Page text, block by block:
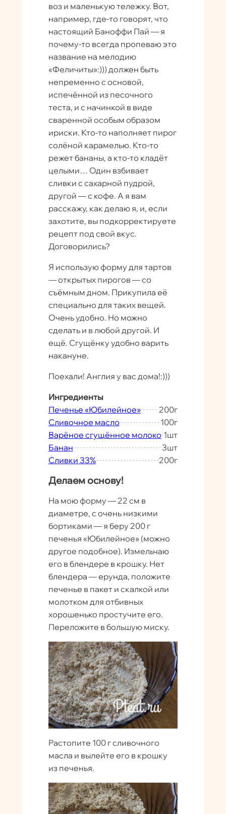
воз и маленькую тележку. Вот,
например, где-то говорят, что
настоящий Баноффи Пай — я
почему-то всегда пропеваю это
название на мелодию
«Феличиты»:))) должен быть
непременно с основой,
испечённой из песочного
теста, и с начинкой в виде
сваренной особым образом
ириски. Кто-то наполняет пирог
солёной карамелью. Кто-то
режет бананы, а кто-то кладёт
целыми… Один взбивает
сливки с сахарной пудрой,
другой — с кофе. А я вам
расскажу, как делаю я, и, если
захотите, вы подкорректируете
рецепт под свой вкус.
Договорились?
Я использую форму для тартов
— открытых пирогов — со
съёмным дном. Прикупила её
специально для таких вещей.
Очень удобно. Но можно
сделать и в любой другой. И
ещё. Сгущёнку удобно варить
накануне.
Поехали! Англия у вас дома!:)))
Ингредиенты
Печенье «Юбилейное»
200г
Сливочное масло
100г
Варёное сгущённое молоко 1шт
Банан
3шт
Сливки 33%
200г
Делаем основу!
На мою форму — 22 см в
диаметре, с очень низкими
бортиками — я беру 200 г
печенья «Юбилейное» (можно
другое подобное). Измельчаю
его в блендере в крошку. Нет
блендера — ерунда, положите
печенье в пакет и скалкой или
молотком для отбивных
хорошенько простучите его.
Переложите в большую миску.
Растопите 100 г сливочного
масла и вылейте его в крошку
из печенья.